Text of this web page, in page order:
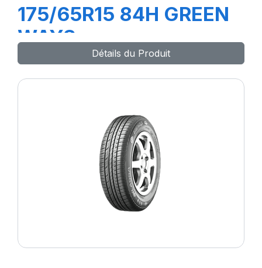
175/65R15 84H GREEN
WAYS
Détails du Produit